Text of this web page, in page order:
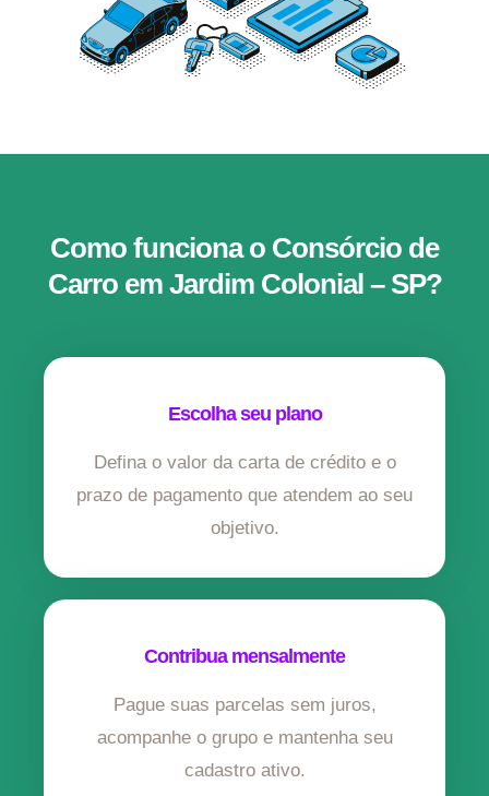
Como funciona o Consórcio de
Carro em Jardim Colonial – SP?
Escolha seu plano
Defina o valor da carta de crédito e o
prazo de pagamento que atendem ao seu
objetivo.
Contribua mensalmente
Pague suas parcelas sem juros,
acompanhe o grupo e mantenha seu
cadastro ativo.